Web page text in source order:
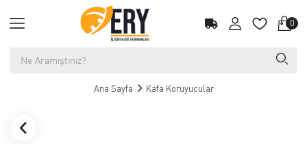
0
Ana Sayfa Kafa Koruyucular